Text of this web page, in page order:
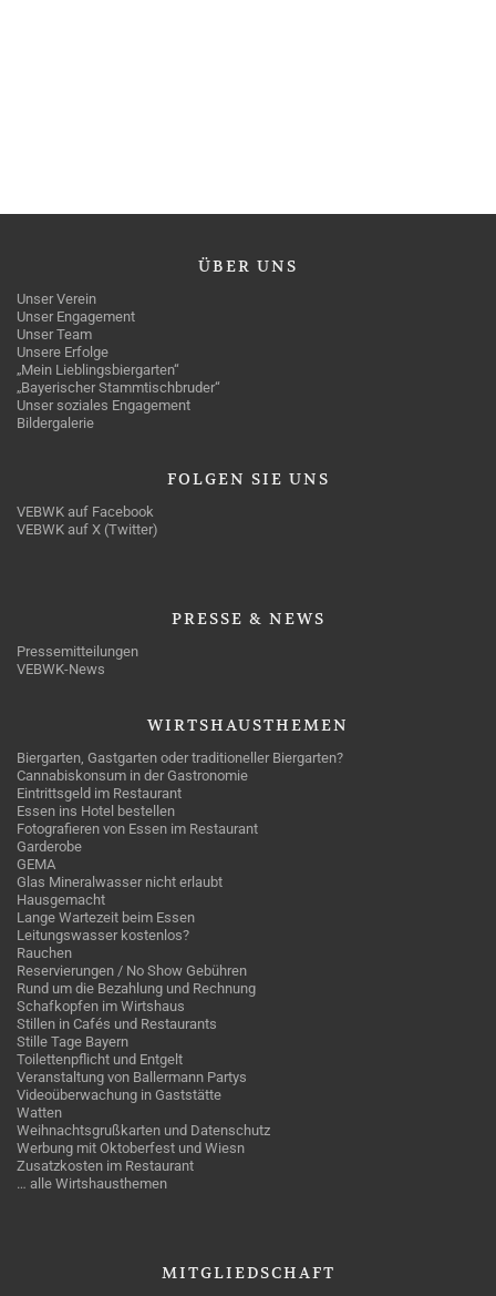
ÜBER UNS
Unser Verein
Unser Engagement
Unser Team
Unsere Erfolge
„Mein Lieblingsbiergarten“
„Bayerischer Stammtischbruder“
Unser soziales Engagement
Bildergalerie
FOLGEN SIE UNS
VEBWK auf Facebook
VEBWK auf X (Twitter)
PRESSE & NEWS
Pressemitteilungen
VEBWK-News
WIRTSHAUSTHEMEN
Biergarten, Gastgarten oder traditioneller Biergarten?
Cannabiskonsum in der Gastronomie
Eintrittsgeld im Restaurant
Essen ins Hotel bestellen
Fotografieren von Essen im Restaurant
Garderobe
GEMA
Glas Mineralwasser nicht erlaubt
Hausgemacht
Lange Wartezeit beim Essen
Leitungswasser kostenlos?
Rauchen
Reservierungen / No Show Gebühren
Rund um die Bezahlung und Rechnung
Schafkopfen im Wirtshaus
Stillen in Cafés und Restaurants
Stille Tage Bayern
Toilettenpflicht und Entgelt
Veranstaltung von Ballermann Partys
Videoüberwachung in Gaststätte
Watten
Weihnachtsgrußkarten und Datenschutz
Werbung mit Oktoberfest und Wiesn
Zusatzkosten im Restaurant
… alle Wirtshausthemen
MITGLIEDSCHAFT